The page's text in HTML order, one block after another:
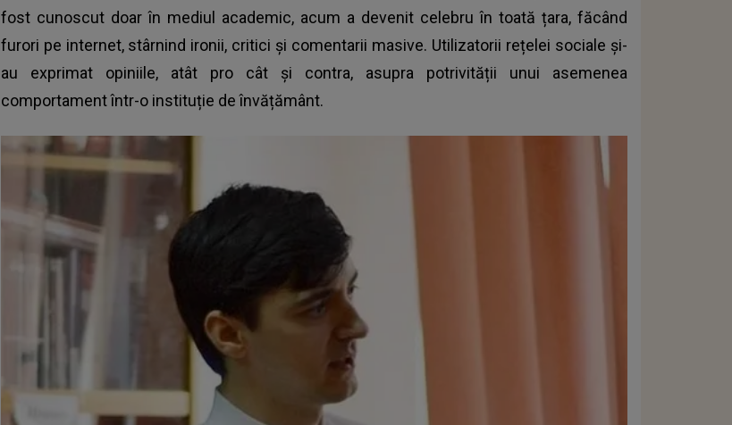
fost cunoscut doar în mediul academic, acum a devenit celebru în toată țara, făcând
furori pe internet, stârnind ironii, critici și comentarii masive. Utilizatorii rețelei sociale și-
au exprimat opiniile, atât pro cât și contra, asupra potrivității unui asemenea
comportament într-o instituție de învățământ.